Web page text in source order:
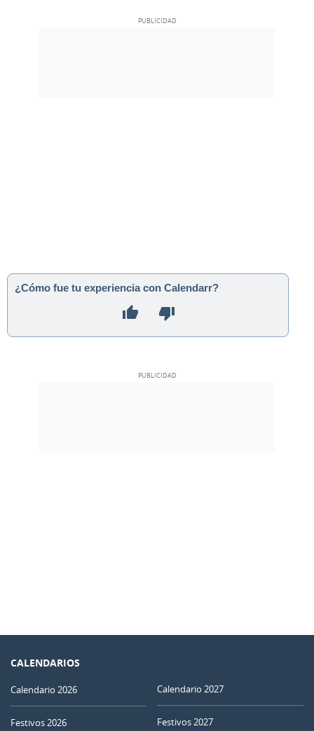
¿Cómo fue tu experiencia con Calendarr?
CALENDARIOS
Calendario 2026
Festivos 2026
Calendario 2027
Festivos 2027